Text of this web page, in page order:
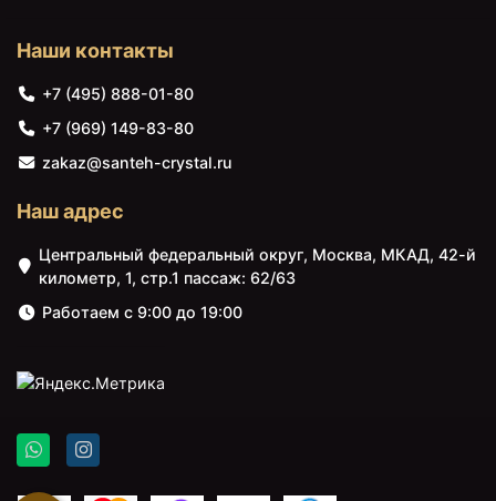
Наши контакты
+7 (495) 888-01-80
+7 (969) 149-83-80
zakaz@santeh-crystal.ru
Наш адрес
Центральный федеральный округ, Москва, МКАД, 42-й
километр, 1, стр.1 пассаж: 62/63
Работаем с 9:00 до 19:00